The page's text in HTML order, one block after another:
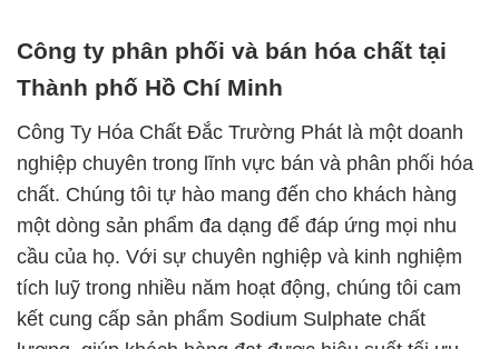
Công ty phân phối và bán hóa chất tại
Thành phố Hồ Chí Minh
Công Ty Hóa Chất Đắc Trường Phát là một doanh
nghiệp chuyên trong lĩnh vực bán và phân phối hóa
chất. Chúng tôi tự hào mang đến cho khách hàng
một dòng sản phẩm đa dạng để đáp ứng mọi nhu
cầu của họ. Với sự chuyên nghiệp và kinh nghiệm
tích luỹ trong nhiều năm hoạt động, chúng tôi cam
kết cung cấp sản phẩm Sodium Sulphate chất